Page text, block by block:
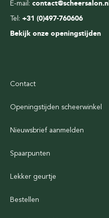
E-mail: contact@scheersalon.nl
Tel: +31 (0)497-760606
Bekijk onze openingstijden
Contact
Openingstijden scheerwinkel
Nieuwsbrief aanmelden
Spaarpunten
Lekker geurtje
Bestellen